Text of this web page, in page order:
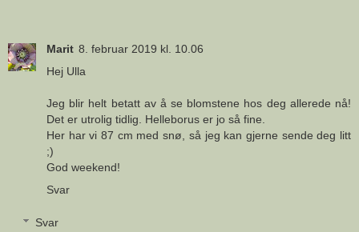
Marit 8. februar 2019 kl. 10.06
Hej Ulla
Jeg blir helt betatt av å se blomstene hos deg allerede nå!
Det er utrolig tidlig. Helleborus er jo så fine.
Her har vi 87 cm med snø, så jeg kan gjerne sende deg litt
;)
God weekend!
Svar
Svar